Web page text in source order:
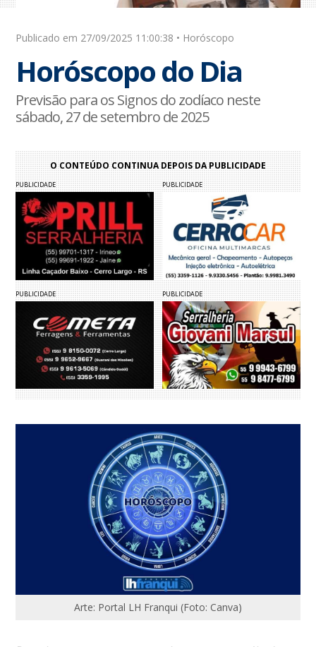
Publicado em 27/09/2025 11:00:38 • Horóscopo
Horóscopo do Dia
Previsão para os Signos do zodíaco neste
sábado, 27 de setembro de 2025
O CONTEÚDO CONTINUA DEPOIS DA PUBLICIDADE
PUBLICIDADE PUBLICIDADE
PUBLICIDADE PUBLICIDADE
Arte: Portal LH Franqui (Foto: Canva)